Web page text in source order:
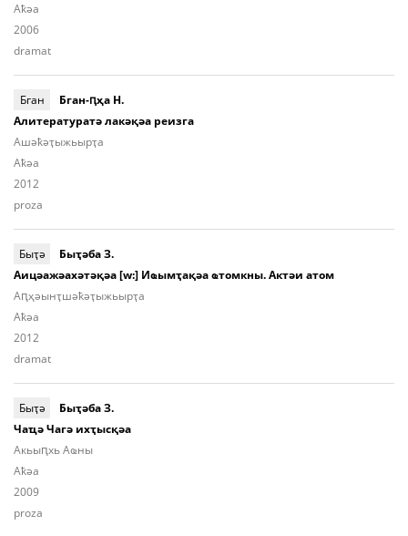
Aҟәа
2006
dramat
Бган
Бган-ԥҳа Н.
Алитературатә лакәқәа реизга
Ашә­ҟәҭы­жьыр­ҭа
Aҟәа
2012
proza
Быҭә
Быҭәба З.
Аицәажәахәтәқәа [w:] Иҩымҭақәа ҩтомкны. Актәи атом
Аԥ­ҳәынҭ­шәҟәҭы­жьыp­ҭа
Aҟәа
2012
dramat
Быҭә
Быҭәба З.
Чаҵә Чагә ихҭысқәа
Акьыԥхь Аҩны
Aҟәа
2009
proza